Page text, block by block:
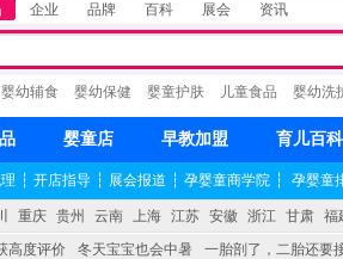
企业 品牌 百科 展会 资讯
婴幼辅食 婴幼保健 婴童护肤 儿童食品 婴幼洗
婴童店 早教加盟 育儿百科
┆ 开店指导 ┆ 展会报道 ┆ 孕婴童商学院 ┆ 孕婴童
重庆 贵州 云南 上海 江苏 安徽 浙江 甘肃 福
高度评价 冬天宝宝也会中暑 一胎剖了，二胎还要